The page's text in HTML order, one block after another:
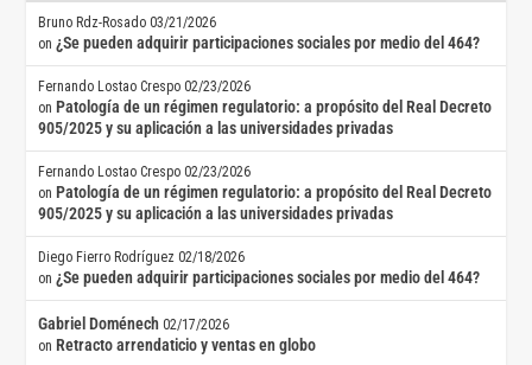
Bruno Rdz-Rosado 03/21/2026
on¿Se pueden adquirir participaciones sociales por medio del 464?
Fernando Lostao Crespo 02/23/2026
on Patología de un régimen regulatorio: a propósito del Real Decreto
905/2025 y su aplicación a las universidades privadas
Fernando Lostao Crespo 02/23/2026
on Patología de un régimen regulatorio: a propósito del Real Decreto
905/2025 y su aplicación a las universidades privadas
Diego Fierro Rodríguez 02/18/2026
on¿Se pueden adquirir participaciones sociales por medio del 464?
Gabriel Doménech 02/17/2026
on Retracto arrendaticio y ventas en globo